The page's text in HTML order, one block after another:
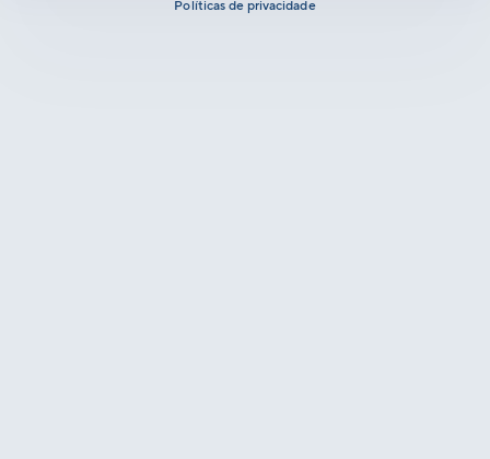
Políticas de privacidade